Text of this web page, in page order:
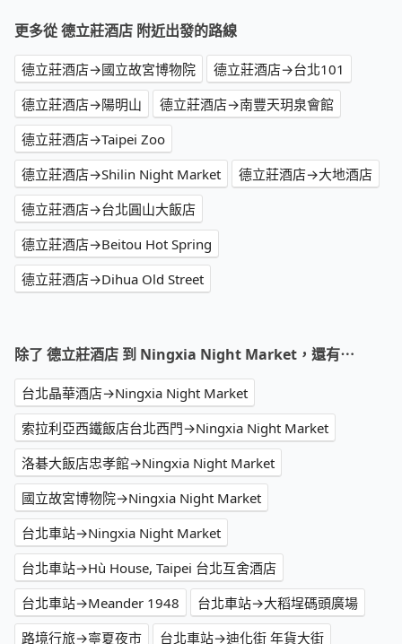
更多從 德立莊酒店 附近出發的路線
德立莊酒店→國立故宮博物院
德立莊酒店→台北101
德立莊酒店→陽明山
德立莊酒店→南豐天玥泉會館
德立莊酒店→Taipei Zoo
德立莊酒店→Shilin Night Market
德立莊酒店→大地酒店
德立莊酒店→台北圓山大飯店
德立莊酒店→Beitou Hot Spring
德立莊酒店→Dihua Old Street
除了 德立莊酒店 到 Ningxia Night Market，還有⋯
台北晶華酒店→Ningxia Night Market
索拉利亞西鐵飯店台北西門→Ningxia Night Market
洛碁大飯店忠孝館→Ningxia Night Market
國立故宮博物院→Ningxia Night Market
台北車站→Ningxia Night Market
台北車站→Hù House, Taipei 台北互舍酒店
台北車站→Meander 1948
台北車站→大稻埕碼頭廣場
路境行旅→寧夏夜市
台北車站→迪化街 年貨大街